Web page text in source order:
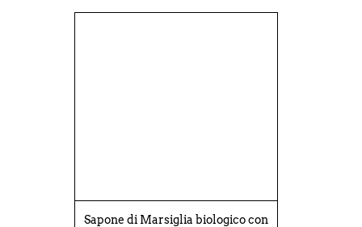
Sapone di Marsiglia biologico con